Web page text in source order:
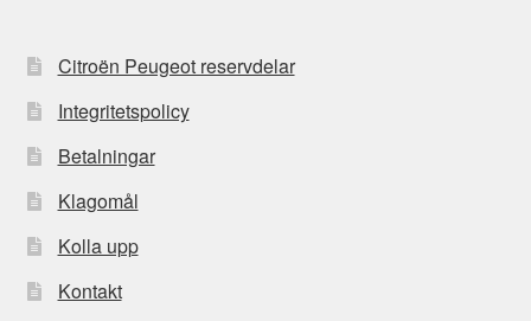
Citroën Peugeot reservdelar
Integritetspolicy
Betalningar
Klagomål
Kolla upp
Kontakt